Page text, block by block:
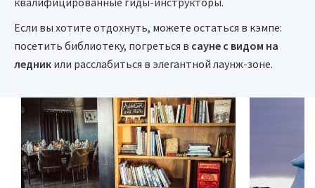
Если вы хотите отдохнуть, можете остаться в кэмпе:
посетить библиотеку, погреться в сауне с видом на
ледник или расслабиться в элегантной лаунж-зоне.